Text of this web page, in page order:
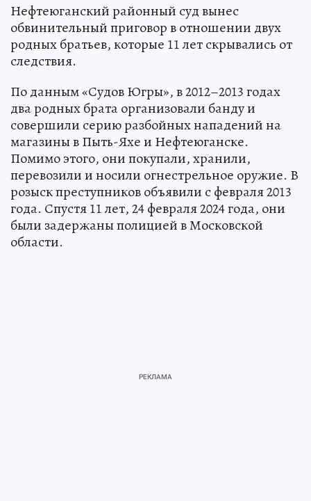
Нефтеюганский районный суд вынес
обвинительный приговор в отношении двух
родных братьев, которые 11 лет скрывались от
следствия.
По данным «Судов Югры», в 2012–2013 годах
два родных брата организовали банду и
совершили серию разбойных нападений на
магазины в Пыть-Яхе и Нефтеюганске.
Помимо этого, они покупали, хранили,
перевозили и носили огнестрельное оружие. В
розыск преступников объявили с февраля 2013
года. Спустя 11 лет, 24 февраля 2024 года, они
были задержаны полицией в Московской
области.